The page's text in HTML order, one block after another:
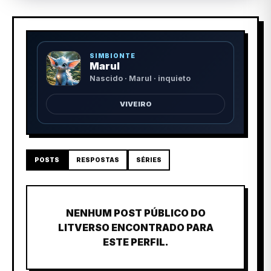
SIMBIONTE
Marul
Nascido · Marul · inquieto
VIVEIRO
POSTS RESPOSTAS SÉRIES
NENHUM POST PÚBLICO DO
LITVERSO ENCONTRADO PARA
ESTE PERFIL.